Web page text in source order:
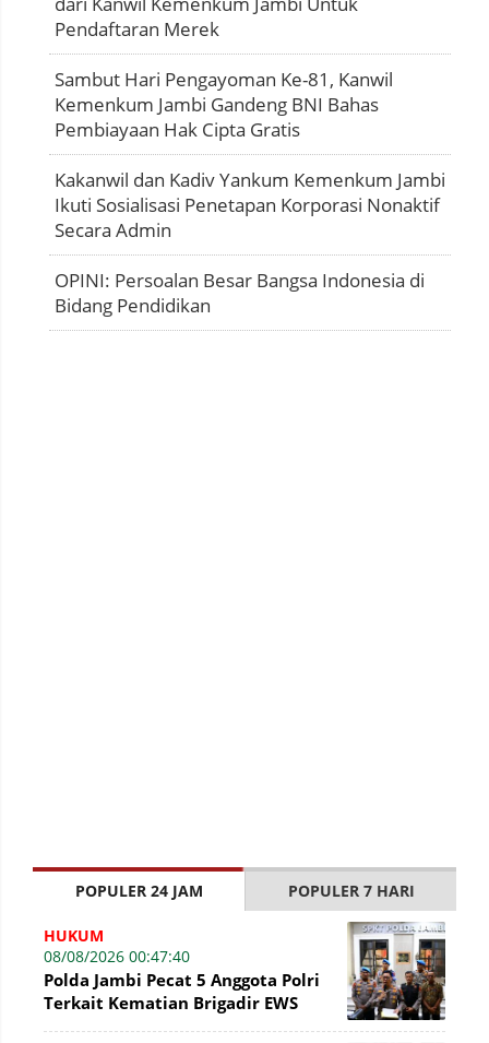
Pendaftaran Merek
Sambut Hari Pengayoman Ke-81, Kanwil
Kemenkum Jambi Gandeng BNI Bahas
Pembiayaan Hak Cipta Gratis
Kakanwil dan Kadiv Yankum Kemenkum Jambi
Ikuti Sosialisasi Penetapan Korporasi Nonaktif
Secara Admin
OPINI: Persoalan Besar Bangsa Indonesia di
Bidang Pendidikan
POPULER 24 JAM POPULER 7 HARI
HUKUM
08/08/2026 00:47:40
Polda Jambi Pecat 5 Anggota Polri
Terkait Kematian Brigadir EWS